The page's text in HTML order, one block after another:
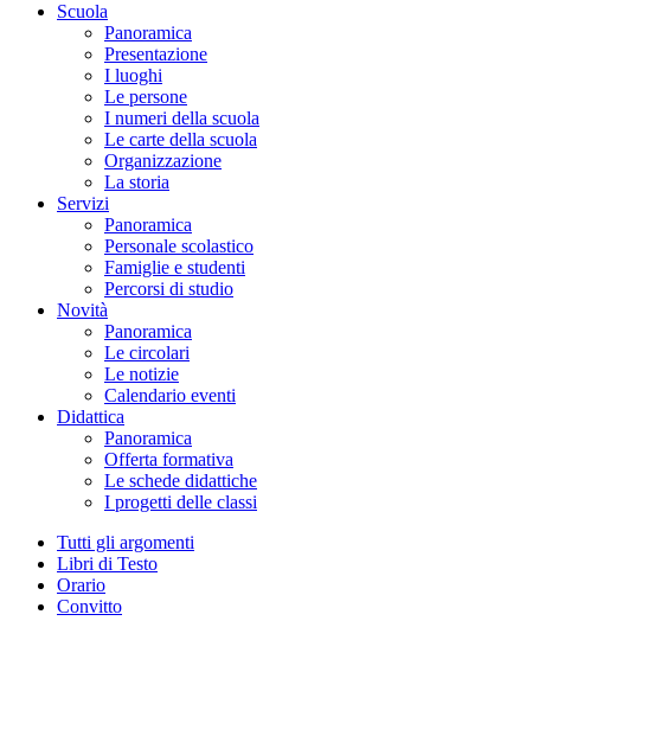
Scuola
Panoramica
Presentazione
I luoghi
Le persone
I numeri della scuola
Le carte della scuola
Organizzazione
La storia
Servizi
Panoramica
Personale scolastico
Famiglie e studenti
Percorsi di studio
Novità
Panoramica
Le circolari
Le notizie
Calendario eventi
Didattica
Panoramica
Offerta formativa
Le schede didattiche
I progetti delle classi
Tutti gli argomenti
Libri di Testo
Orario
Convitto